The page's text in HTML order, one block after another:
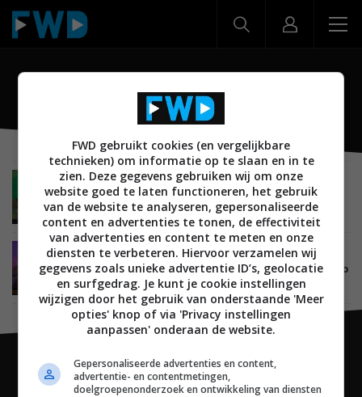
OLED707
NIEUWS BEELD OLED TV'S 31 JANUARI 2022
TP Vision brengt update uit voor 4k/120 en VRR
in volledige resolutie
NIEUWS BEELD OLED TV'S 28 JANUARI 2022
Philips TV brengt ook nieuwe OLED707 oled-tv op
de markt
FWD gebruikt cookies (en vergelijkbare
technieken) om informatie op te slaan en in te
zien. Deze gegevens gebruiken wij om onze
website goed te laten functioneren, het gebruik
van de website te analyseren, gepersonaliseerde
content en advertenties te tonen, de effectiviteit
van advertenties en content te meten en onze
diensten te verbeteren. Hiervoor verzamelen wij
gegevens zoals unieke advertentie ID’s, geolocatie
en surfgedrag. Je kunt je cookie instellingen
wijzigen door het gebruik van onderstaande 'Meer
opties' knop of via 'Privacy instellingen
aanpassen' onderaan de website.
Gepersonaliseerde advertenties en content,
advertentie- en contentmetingen,
doelgroepenonderzoek en ontwikkeling van diensten